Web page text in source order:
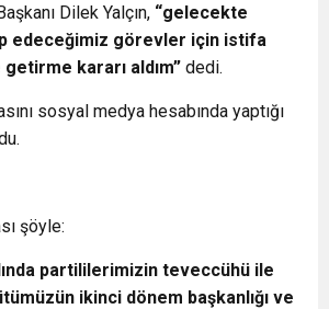
Fonu kanun teklifi Meclis’te kabul
Dilek Yalçın, “gelecekte
edeceğimiz görevler için istifa
kararı aldım” dedi.
sosyal medya hesabında yaptığı
şöyle:
partililerimizin teveccühü ile
ikinci dönem başkanlığı ve